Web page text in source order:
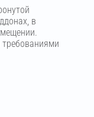
в
требованиями